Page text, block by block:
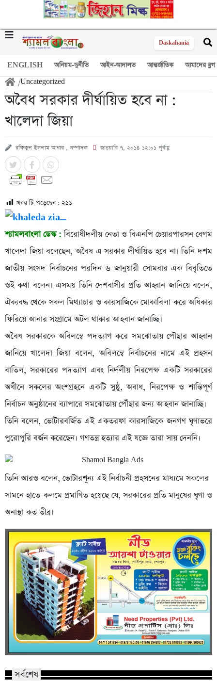
Daskahania
ENGLISH অনিয়ম-দুর্নীতি আইন-আদালত আন্তর্জাতিক আমাদের ব্লগ
/Uncategorized
অবৈধ সরকার দীর্ঘায়িত হবে না :
খালেদা জিয়া
রফিকুল ইসলাম আধার , সম্পাদক জানুয়ারি ৭, ২০১৪ ১২:০১ পূর্বাহ্ণ
খবর টি পড়েছেন : ২১১
শ্যামলবাংলা ডেস্ক : বিরোধীদলীয় নেতা ও বিএনপি চেয়ারপারসন বেগম
খালেদা জিয়া বলেছেন, অবৈধ এ সরকার দীর্ঘায়িত হবে না। তিনি দশম
জাতীয় সংসদ নির্বাচনের পরদিন ৬ জানুয়ারী সোমবার এক বিবৃতিতে
ওই কথা বলেন। এসময় তিনি দেশবাসীর প্রতি আহ্বান জানিয়ে বলেন,
ঐক্যবদ্ধ থেকে সকল মিথ্যাচার ও কারসাজিকে মোকাবিলা করে অধিকার
ফিরিয়ে আনার সংগ্রামে অটল থাকার আহবান জানাচ্ছি।
অবৈধ সরকারকে অবিলম্বে পদত্যাগ করে সমঝোতায় পৌছার আহ্বান
জানিয়ে খালেদা জিয়া বলেন, অবিলম্বে নির্বাচনের নামে এই প্রহসন
বাতিল, সরকারের পদত্যাগ এবং নির্দলীয় নিরপেক্ষ একটি সরকারের
অধীনে সকলের অংশগ্রহনে একটি সুষ্ঠু, অবাধ, নিরপেক্ষ ও শান্তিপূর্ণ
নির্বাচন অনুষ্ঠানের ব্যাপারে সমঝোতায় পৌঁছার জন্য আহবান জানাচ্ছি।
তিনি বলেন, ভোটারবর্জিত এই একতরফা কারসাজিকে জনগণ ঘৃণাভরে
পুরোপুরি বর্জন করেছেন। গণতন্ত্র হত্যার এই যজ্ঞে তারা সায় দেননি।
তিনি আরও বলেন, ভোটারশূন্য এই নির্বাচনী প্রহসনের মাধ্যমে সকলের
সামনে হাতে-কলমে প্রমাণিত হয়েছে যে, সরকারের প্রতি মানুষের ঘৃণা ও
অনাস্থা কত তীব্র।
সর্বশেষ